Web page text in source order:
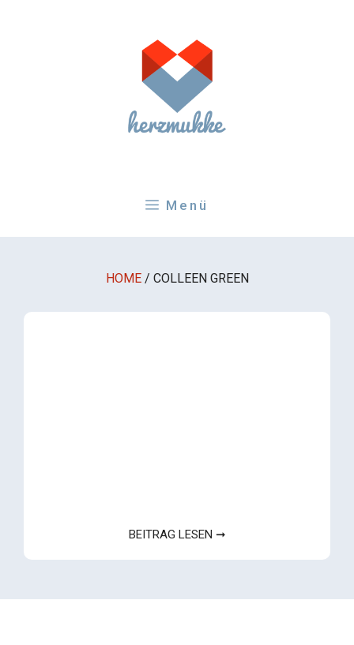
Menü
HOME / COLLEEN GREEN
BEITRAG LESEN ➞